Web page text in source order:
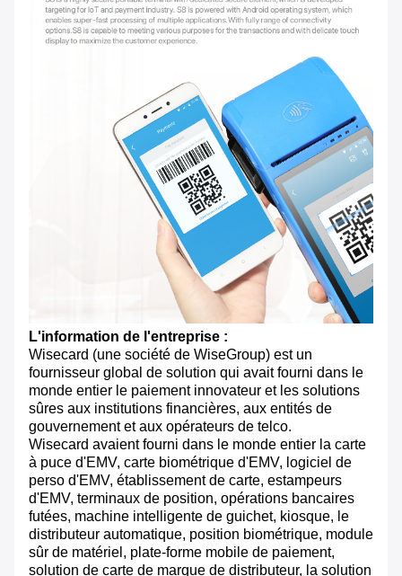
L'information de l'entreprise :
Wisecard (une société de WiseGroup) est un
fournisseur global de solution qui avait fourni dans le
monde entier le paiement innovateur et les solutions
sûres aux institutions financières, aux entités de
gouvernement et aux opérateurs de telco.
Wisecard avaient fourni dans le monde entier la carte
à puce d'EMV, carte biométrique d'EMV, logiciel de
perso d'EMV, établissement de carte, estampeurs
d'EMV, terminaux de position, opérations bancaires
futées, machine intelligente de guichet, kiosque, le
distributeur automatique, position biométrique, module
sûr de matériel, plate-forme mobile de paiement,
solution de carte de marque de distributeur, la solution